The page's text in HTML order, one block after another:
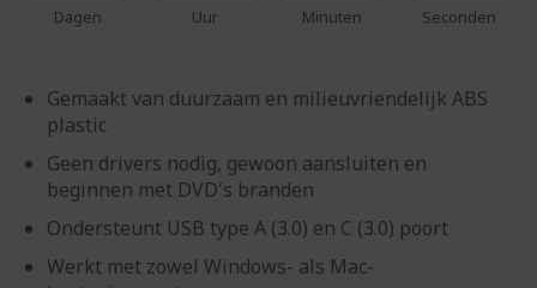
Dagen Uur Minuten Seconden
Gemaakt van duurzaam en milieuvriendelijk ABS
plastic
Geen drivers nodig, gewoon aansluiten en
beginnen met DVD's branden
Ondersteunt USB type A (3.0) en C (3.0) poort
Werkt met zowel Windows- als Mac-